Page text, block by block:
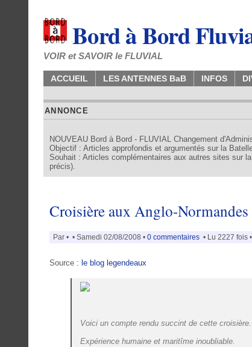
Bord à Bord
VOIR et SAVOIR le FLUVIAL
ACCUEIL LES ANTENNES BaB INFOS
ANNONCE
NOUVEAU Bord à Bord - FLUVIAL Changement
Objectif : Articles approfondis et argumentés sur la
Souhait : Articles complémentaires aux autres sites sur
précis).
Croisière aux Anglo-Normandes
Par • • Samedi 02/08/2008 • 0 commentaires • Lu 2227 fois •
Source : le blog legendeaux
Voici un compte rendu succint de cette croisière.
Expérience humaine et maritîme inoubliable.